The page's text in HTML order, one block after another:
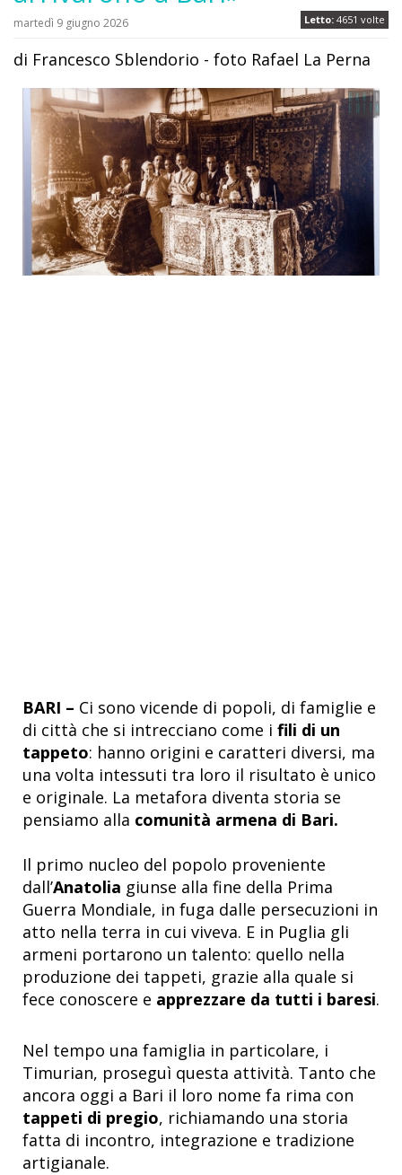
Letto: 4651 volte
martedì 9 giugno 2026
di Francesco Sblendorio - foto Rafael La Perna
BARI – Ci sono vicende di popoli, di famiglie e
di città che si intrecciano come i fili di un
tappeto: hanno origini e caratteri diversi, ma
una volta intessuti tra loro il risultato è unico
e originale. La metafora diventa storia se
pensiamo alla comunità armena di Bari.
Il primo nucleo del popolo proveniente
dall’Anatolia giunse alla fine della Prima
Guerra Mondiale, in fuga dalle persecuzioni in
atto nella terra in cui viveva. E in Puglia gli
armeni portarono un talento: quello nella
produzione dei tappeti, grazie alla quale si
fece conoscere e apprezzare da tutti i baresi.
Nel tempo una famiglia in particolare, i
Timurian, proseguì questa attività. Tanto che
ancora oggi a Bari il loro nome fa rima con
tappeti di pregio, richiamando una storia
fatta di incontro, integrazione e tradizione
artigianale.